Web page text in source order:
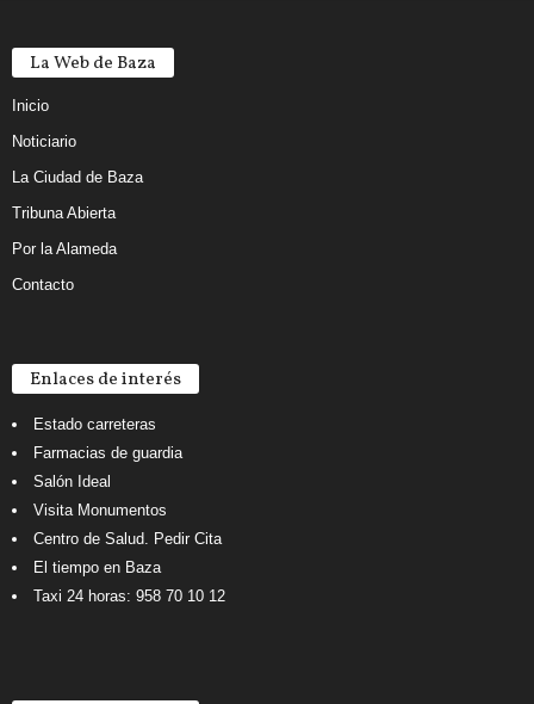
La Web de Baza
Inicio
Noticiario
La Ciudad de Baza
Tribuna Abierta
Por la Alameda
Contacto
Enlaces de interés
Estado carreteras
Farmacias de guardia
Salón Ideal
Visita Monumentos
Centro de Salud. Pedir Cita
El tiempo en Baza
Taxi 24 horas: 958 70 10 12